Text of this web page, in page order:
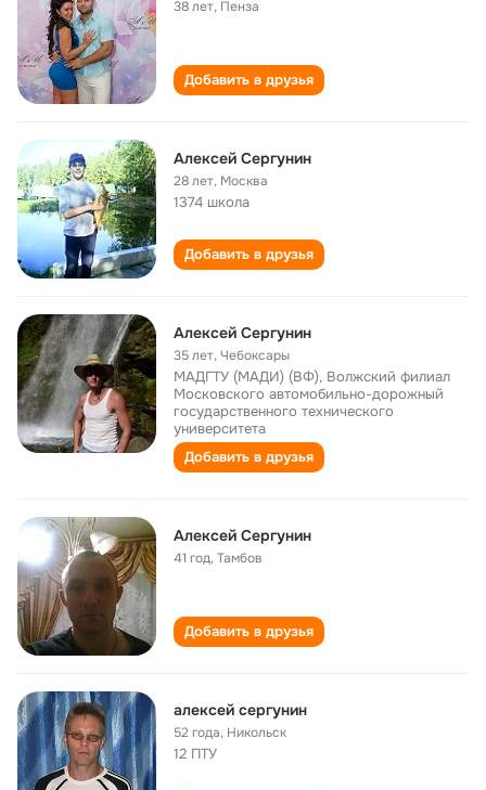
38 лет, Пенза
Добавить в друзья
Алексей Сергунин
28 лет, Москва
1374 школа
Добавить в друзья
Алексей Сергунин
35 лет,Чебоксары
МАДГТУ (МАДИ) (ВФ), Волжский филиал
Московского автомобильно-дорожный
государственного технического
университета
Добавить в друзья
Алексей Сергунин
41 год,Тамбов
Добавить в друзья
алексей сергунин
52 года, Никольск
12 ПТУ